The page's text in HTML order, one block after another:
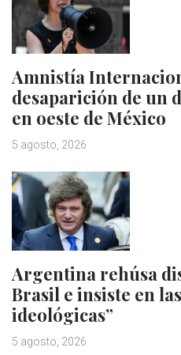
Amnistía
desaparición de un
en oeste de México
5 agosto, 2026
Argentina rehúsa
Brasil e insiste en
ideológicas”
5 agosto, 2026